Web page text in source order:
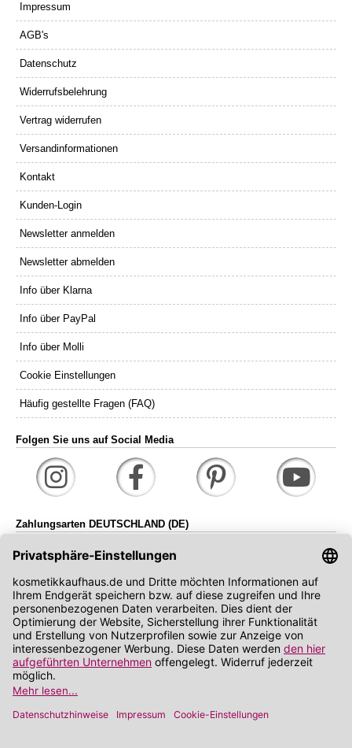
Impressum
AGB's
Datenschutz
Widerrufsbelehrung
Vertrag widerrufen
Versandinformationen
Kontakt
Kunden-Login
Newsletter anmelden
Newsletter abmelden
Info über Klarna
Info über PayPal
Info über Molli
Cookie Einstellungen
Häufig gestellte Fragen (FAQ)
Folgen Sie uns auf Social Media
Zahlungsarten DEUTSCHLAND (DE)
BfArM Versandhandels-Register